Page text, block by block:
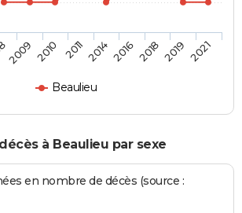
Beaulieu
2009 2010 2011 2014 2016 2018 2019 2021
à Beaulieu par sexe
en nombre de décès (source :